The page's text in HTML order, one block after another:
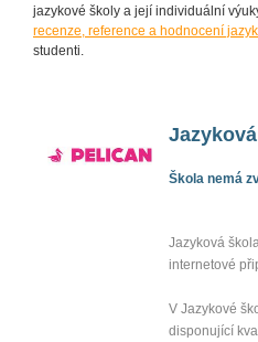
jazykové školy a její individuální
recenze, reference a hodnocení
studenti.
Škola nemá
Jazyková
internetové
V Jazykové
disponující